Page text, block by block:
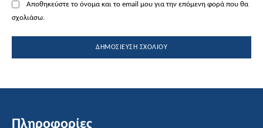
Αποθηκεύστε το όνομα και το email μου για την επόμενη φορά που θα
σχολιάσω.
Πληροφορίες